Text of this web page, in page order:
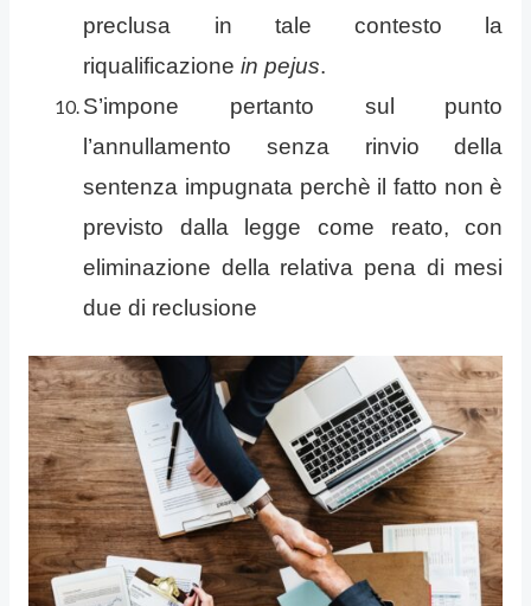
preclusa in tale contesto la
riqualificazionein pejus.
S’impone pertanto sul punto
l’annullamento senza rinvio della
sentenza impugnata perchè il fatto non è
previsto dalla legge come reato, con
eliminazione della relativa pena di mesi
due di reclusione